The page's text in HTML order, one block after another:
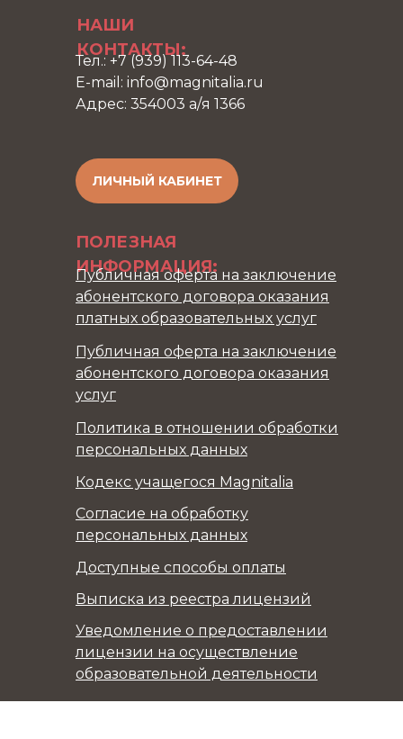
ЛИЧНЫЙ КАБИНЕТ
НАШИ
КОНТАКТЫ:
ПОЛЕЗНАЯ
ИНФОРМАЦИЯ:
Кодекс учащегося Magnitalia
Уведомление о предоставлении
лицензии на осуществление
образовательной деятельности
Выписка из реестра лицензий
Доступные способы оплаты
Согласие на обработку
персональных данных
Политика в отношении обработки
персональных данных
Публичная оферта на заключение
абонентского договора оказания
услуг
Публичная оферта на заключение
абонентского договора оказания
платных образовательных услуг
Тел.: +7 (939) 113-64-48
E-mail: info@magnitalia.ru
Адрес: 354003 а/я 1366